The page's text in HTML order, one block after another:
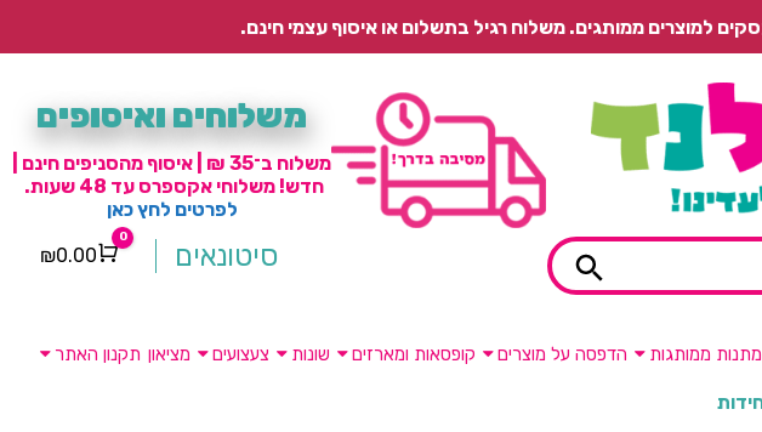
משלוחים ואיסופים
משלוח ב־35 ₪ | איסוף מהסניפים חינם |
חדש! משלוחי אקספרס עד 48 שעות.
לפרטים לחץ כאן
סיטונאים Cart
0
₪0.00
מתנות ממותגות הדפסה על מוצרים קופסאות ומארזים שונות צעצועים מציאון תקנון האתר